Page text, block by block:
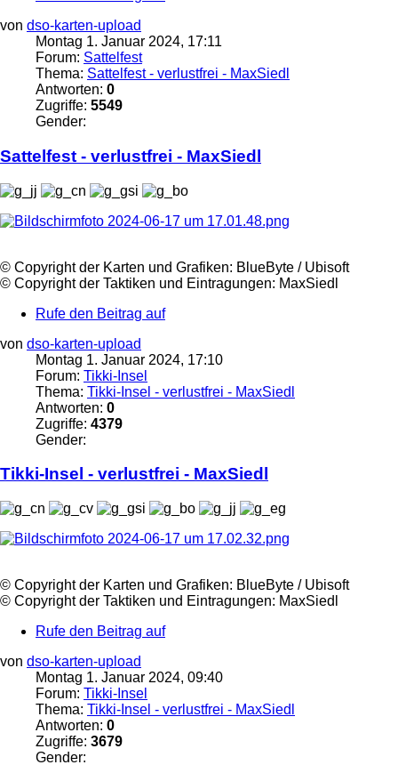
von dso-karten-upload
Montag 1. Januar 2024, 17:11
Forum: Sattelfest
Thema: Sattelfest - verlustfrei - MaxSiedl
Antworten: 0
Zugriffe: 5549
Gender:
Sattelfest - verlustfrei - MaxSiedl
©️ Copyright der Karten und Grafiken: BlueByte / Ubisoft
©️ Copyright der Taktiken und Eintragungen: MaxSiedl
Rufe den Beitrag auf
von dso-karten-upload
Montag 1. Januar 2024, 17:10
Forum: Tikki-Insel
Thema: Tikki-Insel - verlustfrei - MaxSiedl
Antworten: 0
Zugriffe: 4379
Gender:
Tikki-Insel - verlustfrei - MaxSiedl
©️ Copyright der Karten und Grafiken: BlueByte / Ubisoft
©️ Copyright der Taktiken und Eintragungen: MaxSiedl
Rufe den Beitrag auf
von dso-karten-upload
Montag 1. Januar 2024, 09:40
Forum: Tikki-Insel
Thema: Tikki-Insel - verlustfrei - MaxSiedl
Antworten: 0
Zugriffe: 3679
Gender: